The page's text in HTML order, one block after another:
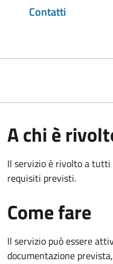
Contatti
A chi è
Il servizio è rivolto a tutti
requisiti previsti.
Come fare
Il servizio può essere
documentazione